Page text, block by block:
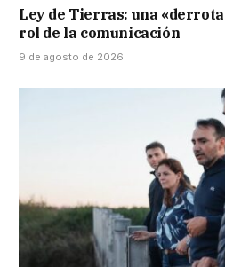
Ley de Tierras: una
rol de la comunicación
9 de agosto de 2026